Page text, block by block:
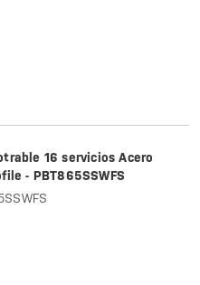
16 servicios Acero
- PBT865SSWFS